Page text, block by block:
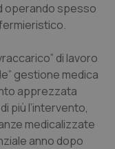
operando spesso
di lavoro
gestione medica
apprezzata
più l’intervento,
medicalizzate
anno dopo